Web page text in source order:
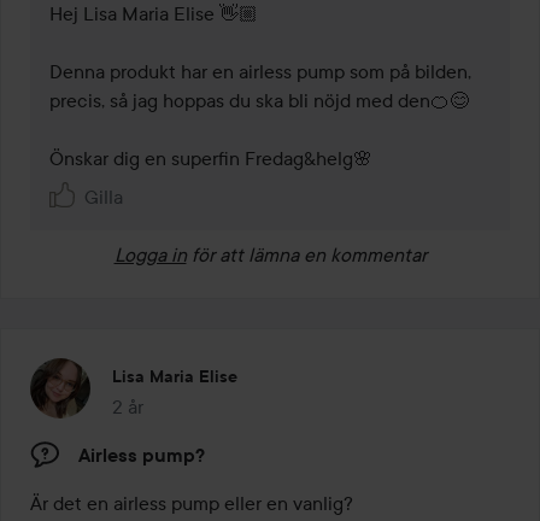
Hej Lisa Maria Elise 👋🏼
Denna produkt har en airless pump som på bilden,
precis, så jag hoppas du ska bli nöjd med den🍊😊
Önskar dig en superfin Fredag&helg🌸
Gilla
Logga in för att lämna en kommentar
Lisa Maria Elise
2 år
Inlägget skapades 2 år
Airless pump?
Är det en airless pump eller en vanlig?